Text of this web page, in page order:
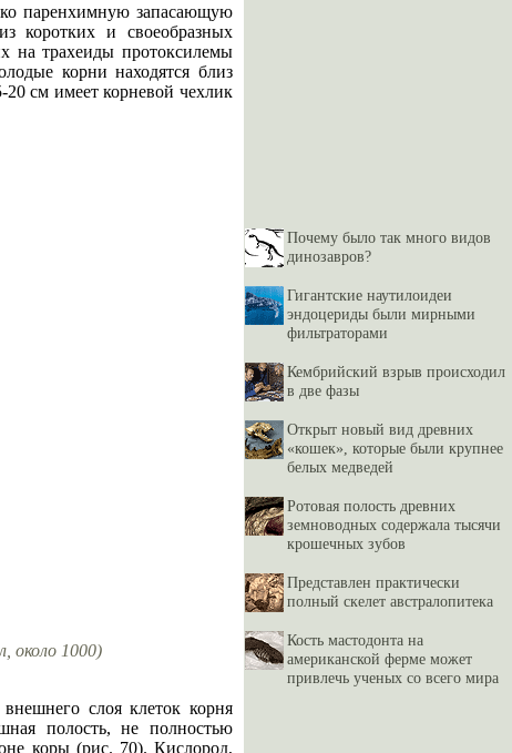
паренхимную запасающую
коротких и своеобразных
на трахеиды протоксилемы
корни находятся близ
см имеет корневой чехлик
около 1000)
слоя клеток корня
полость, не полностью
коры (рис. 70). Кислород,
Почему было так много видов
динозавров?
Гигантские наутилоидеи
эндоцериды были мирными
фильтраторами
Кембрийский взрыв происходил
в две фазы
Открыт новый вид древних
«кошек», которые были крупнее
белых медведей
Ротовая полость древних
земноводных содержала тысячи
крошечных зубов
Представлен практически
полный скелет австралопитека
Кость мастодонта на
американской ферме может
привлечь ученых со всего мира